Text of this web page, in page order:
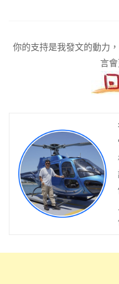
你的支持是我發文的動力
言會